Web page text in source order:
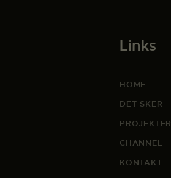
Links
HOME
DET SKER
PROJEKTER
CHANNEL
KONTAKT